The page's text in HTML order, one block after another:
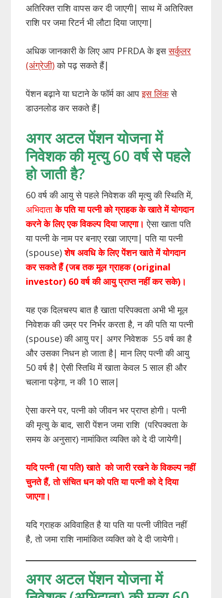
अतिरिक्त राशि वापस कर दी जाएगी| साथ में अतिरिक्त
राशि पर जमा रिटर्न भी लौटा दिया जाएगा|
अधिक जानकारी के लिए आप PFRDA के इससर्कुलर
(अंग्रेजी)को पढ़ सकते हैं|
पेंशन बढ़ाने या घटाने के फॉर्म का आपइस लिंकसे
डाउनलोड कर सकते हैं|
अगर अटल पेंशन योजना में
निवेशक की मृत्यु 60 वर्ष से पहले
हो जाती है?
60 वर्ष की आयु से पहले निवेशक की मृत्यु की स्थिति में,
अभिदाताके पति या पत्नी को ग्राहक के खाते में योगदान
करने के लिए एक विकल्प दिया जाएगा। ऐसा खाता पति
या पत्नी के नाम पर बनाए रखा जाएगा| पति या पत्नी
(spouse)शेष अवधि के लिए पेंशन खाते में योगदान
कर सकते हैं (जब तक मूल ग्राहक(original
investor) 60वर्ष की आयु प्राप्त नहीं कर सके)।
यह एक दिलचस्प बात है खाता परिपक्वता अभी भी मूल
निवेशक की उम्र पर निर्भर करता है, न की पति या पत्नी
(spouse) की आयु पर| अगर निवेशक 55 वर्ष का है
और उसका निधन हो जाता है| मान लिए पत्नी की आयु
50 वर्ष है| ऐसी स्तिथि में खाता केवल 5 साल ही और
चलाना पड़ेगा, न की 10 साल|
ऐसा करने पर, पत्नी को जीवन भर प्राप्त होगी। पत्नी
की मृत्यु के बाद, सारी पेंशन जमा राशि (परिपक्वता के
समय के अनुसार) नामांकित व्यक्ति को दे दी जायेगी|
यदि पत्नी (या पति) खाते को जारी रखने के विकल्प नहीं
चुनते हैं, तो संचित धन को पति या पत्नी को दे दिया
जाएगा।
यदि ग्राहक अविवाहित है या पति या पत्नी जीवित नहीं
है, तो जमा राशि नामांकित व्यक्ति को दे दी जायेगी।
अगर अटल पेंशन योजना में